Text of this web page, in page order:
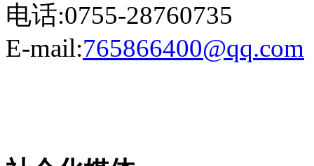
电话:0755-28760735
E-mail:765866400@qq.com